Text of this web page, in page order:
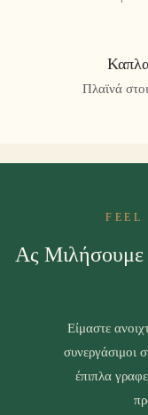
Πλαϊνά
FEEL
Ας
Είμαστε
συνεργάσιμοι
έπιπλα